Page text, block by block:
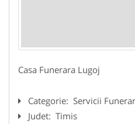
Casa Funerara Lugoj
Categorie: Servicii
Judet: Timis